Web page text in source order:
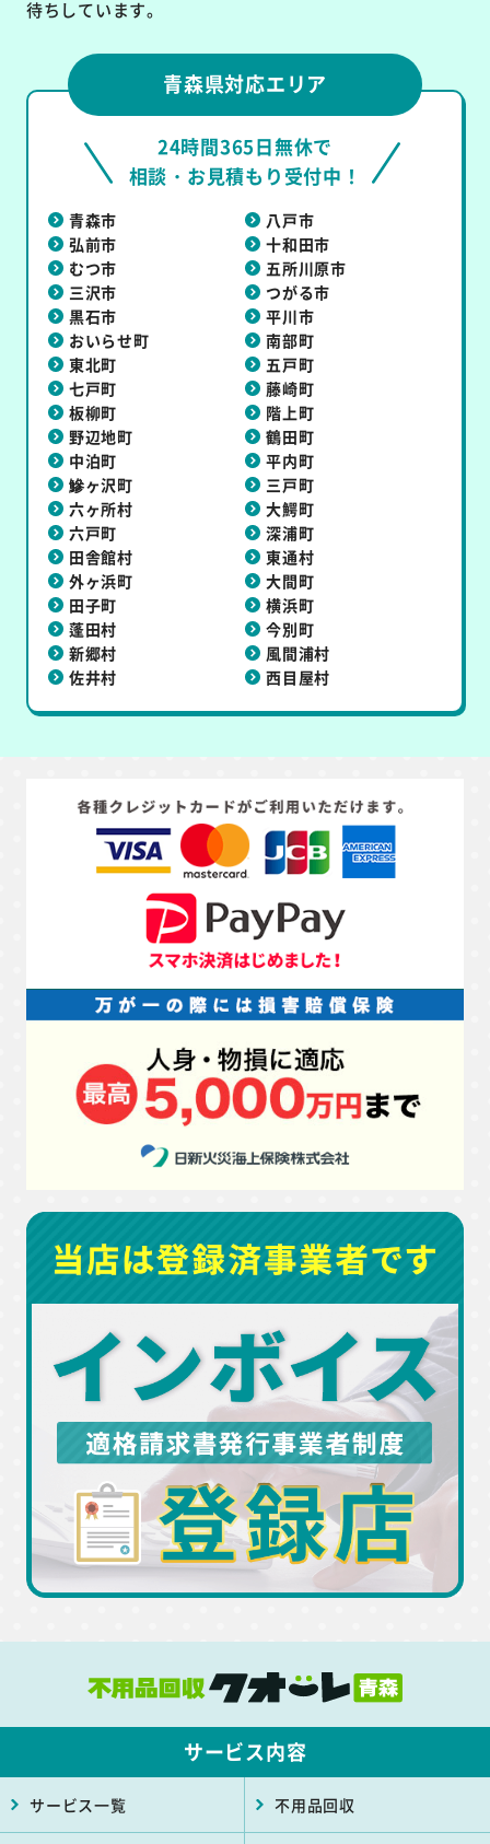
待ちしています。
青森県対応エリア
24時間365日無休で
相談・お見積もり受付中！
青森市
八戸市
弘前市
十和田市
むつ市
五所川原市
三沢市
つがる市
黒石市
平川市
おいらせ町
南部町
東北町
五戸町
七戸町
藤崎町
板柳町
階上町
野辺地町
鶴田町
中泊町
平内町
鰺ヶ沢町
三戸町
六ヶ所村
大鰐町
六戸町
深浦町
田舎館村
東通村
外ヶ浜町
大間町
田子町
横浜町
蓬田村
今別町
新郷村
風間浦村
佐井村
西目屋村
サービス内容
サービス一覧 不用品回収